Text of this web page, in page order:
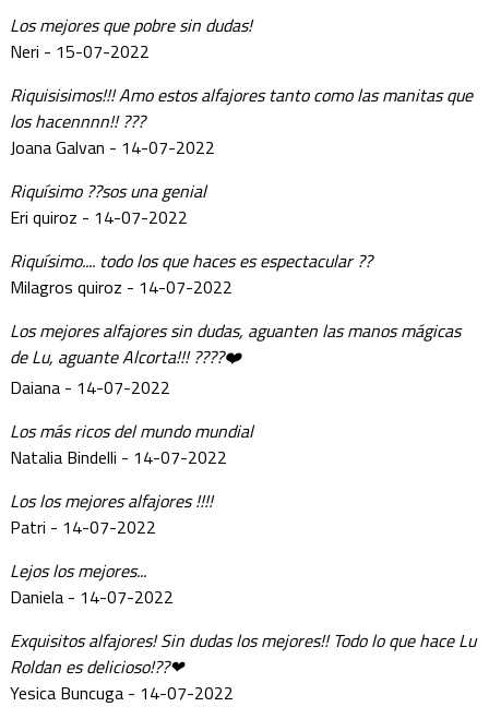
Los mejores que pobre sin dudas!
Neri - 15-07-2022
Riquisisimos!!! Amo estos alfajores tanto como las manitas que
los hacennnn!! ???
Joana Galvan - 14-07-2022
Riquísimo ??sos una genial
Eri quiroz - 14-07-2022
Riquísimo.... todo los que haces es espectacular ??
Milagros quiroz - 14-07-2022
Los mejores alfajores sin dudas, aguanten las manos mágicas
de Lu, aguante Alcorta!!! ????❤️
Daiana - 14-07-2022
Los más ricos del mundo mundial
Natalia Bindelli - 14-07-2022
Los los mejores alfajores !!!!
Patri - 14-07-2022
Lejos los mejores...
Daniela - 14-07-2022
Exquisitos alfajores! Sin dudas los mejores!! Todo lo que hace Lu
Roldan es delicioso!??❤
Yesica Buncuga - 14-07-2022